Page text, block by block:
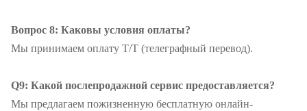
Вопрос 8: Каковы условия оплаты?
Мы принимаем оплату T/T (телеграфный перевод).
Q9: Какой послепродажной сервис предоставляется?
Мы предлагаем пожизненную бесплатную онлайн-